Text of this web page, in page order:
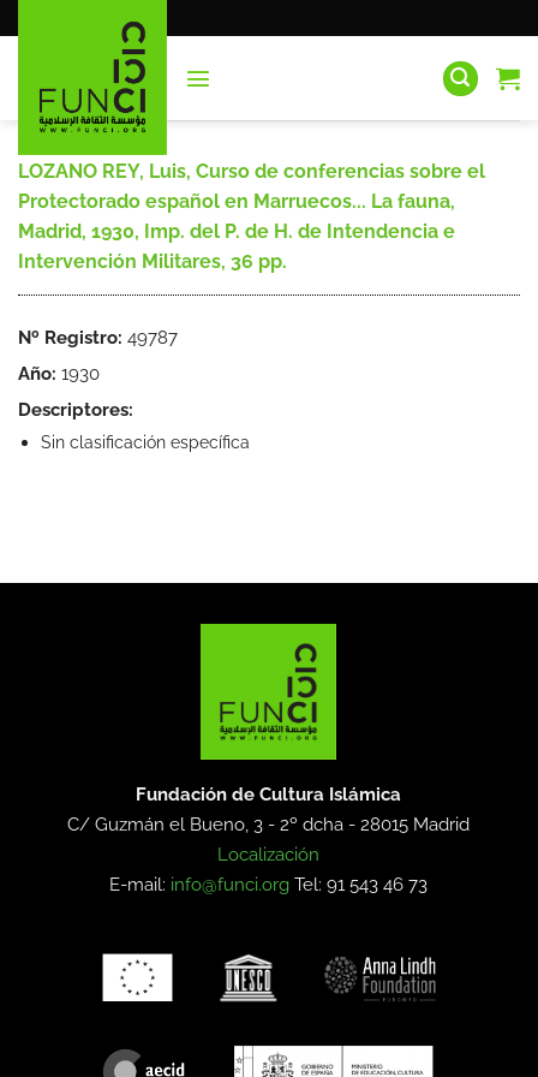
al
LOZANO REY, Luis, Curso de conferencias sobre el
Protectorado español en Marruecos... La fauna,
Madrid, 1930, Imp. del P. de H. de Intendencia e
Intervención Militares, 36 pp.
Nº Registro: 49787
Año: 1930
Descriptores:
Sin clasificación específica
Fundación de Cultura Islámica
C/ Guzmán el Bueno, 3 - 2º dcha -28015 Madrid
Localización
E-mail: info@funci.org Tel: 91 543 46 73